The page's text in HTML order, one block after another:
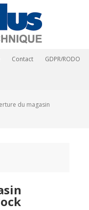
Contact GDPR/RODO
du magasin